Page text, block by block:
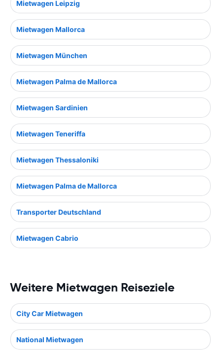
Mietwagen Leipzig
Mietwagen Mallorca
Mietwagen München
Mietwagen Palma de Mallorca
Mietwagen Sardinien
Mietwagen Teneriffa
Mietwagen Thessaloniki
Mietwagen Palma de Mallorca
Transporter Deutschland
Mietwagen Cabrio
Weitere Mietwagen Reiseziele
City Car Mietwagen
National Mietwagen